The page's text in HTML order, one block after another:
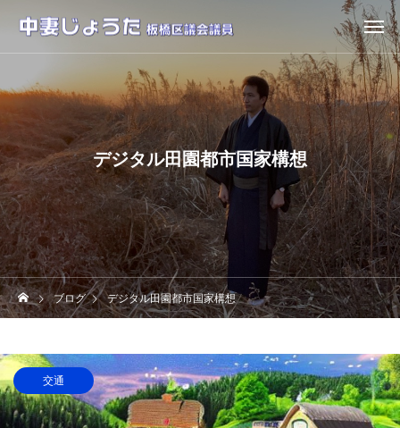
デジタル田園都市国家構想
ブログ デジタル田園都市国家構想
交通